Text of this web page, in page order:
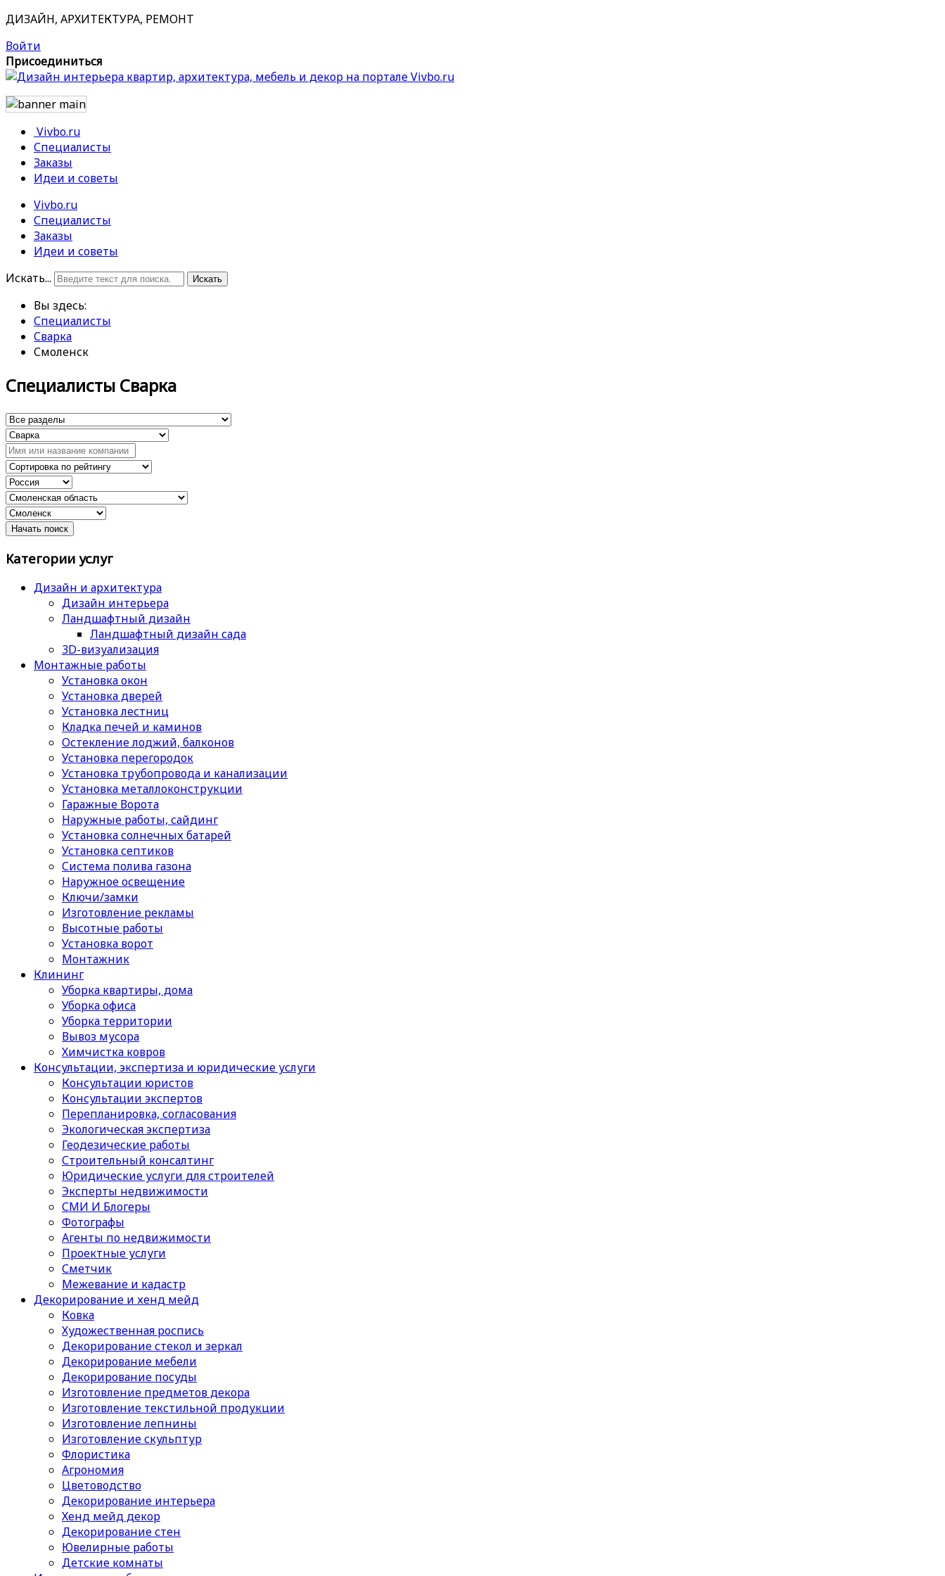
ДИЗАЙН, АРХИТЕКТУРА, РЕМОНТ
Войти
Присоединиться
Vivbo.ru
Специалисты
Заказы
Идеи и советы
Vivbo.ru
Специалисты
Заказы
Идеи и советы
Искать...
Искать
Вы здесь:
Специалисты
Сварка
Смоленск
Специалисты Сварка
Категории услуг
Дизайн и архитектура
Дизайн интерьера
Ландшафтный дизайн
Ландшафтный дизайн сада
3D-визуализация
Монтажные работы
Установка окон
Установка дверей
Установка лестниц
Кладка печей и каминов
Остекление лоджий, балконов
Установка перегородок
Установка трубопровода и канализации
Установка металлоконструкции
Гаражные Ворота
Наружные работы, сайдинг
Установка солнечных батарей
Установка септиков
Cистема полива газона
Наружное освещение
Ключи/замки
Изготовление рекламы
Высотные работы
Установка ворот
Монтажник
Клининг
Уборка квартиры, дома
Уборка офиса
Уборка территории
Вывоз мусора
Химчистка ковров
Консультации, экспертиза и юридические услуги
Консультации юристов
Консультации экспертов
Перепланировка, согласования
Экологическая экспертиза
Геодезические работы
Строительный консалтинг
Юридические услуги для строителей
Эксперты недвижимости
СМИ И Блогеры
Фотографы
Агенты по недвижимости
Проектные услуги
Сметчик
Межевание и кадастр
Декорирование и хенд мейд
Ковка
Художественная роспись
Декорирование стекол и зеркал
Декорирование мебели
Декорирование посуды
Изготовление предметов декора
Изготовление текстильной продукции
Изготовление лепнины
Изготовление скульптур
Флористика
Агрономия
Цветоводство
Декорирование интерьера
Хенд мейд декор
Декорирование стен
Ювелирные работы
Детские комнаты